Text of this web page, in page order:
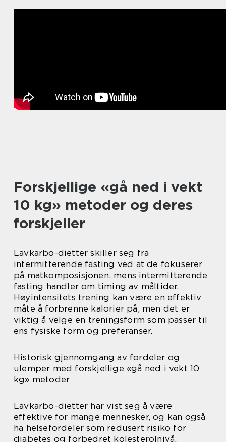
Forskjellige «gå ned i vekt
10 kg» metoder og deres
forskjeller
Lavkarbo-dietter skiller seg fra
intermitterende fasting ved at de fokuserer
på matkomposisjonen, mens intermitterende
fasting handler om timing av måltider.
Høyintensitets trening kan være en effektiv
måte å forbrenne kalorier på, men det er
viktig å velge en treningsform som passer til
ens fysiske form og preferanser.
Historisk gjennomgang av fordeler og
ulemper med forskjellige «gå ned i vekt 10
kg» metoder
Lavkarbo-dietter har vist seg å være
effektive for mange mennesker, og kan også
ha helsefordeler som redusert risiko for
diabetes og forbedret kolesterolnivå.